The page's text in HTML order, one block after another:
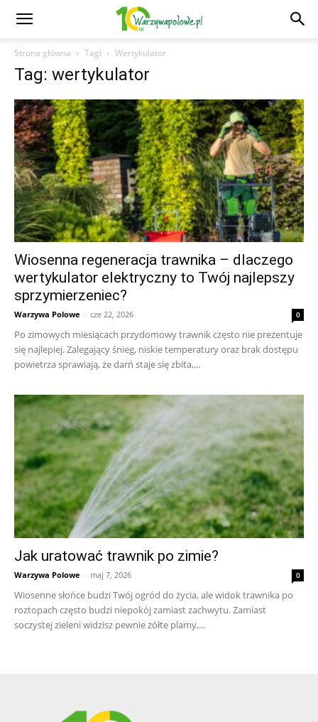
Strona główna Tagi Wertykulator
Tag: wertykulator
Wiosenna regeneracja trawnika – dlaczego
wertykulator elektryczny to Twój najlepszy
sprzymierzeniec?
Warzywa Polowe - cze 22, 2026 0
Po zimowych miesiącach przydomowy trawnik często nie prezentuje
się najlepiej. Zalegający śnieg, niskie temperatury oraz brak dostępu
powietrza sprawiają, że darń staje się zbita,...
Jak uratować trawnik po zimie?
Warzywa Polowe - maj 7, 2026 0
Wiosenne słońce budzi Twój ogród do życia, ale widok trawnika po
roztopach często budzi niepokój zamiast zachwytu. Zamiast
soczystej zieleni widzisz pewnie żółte plamy,...